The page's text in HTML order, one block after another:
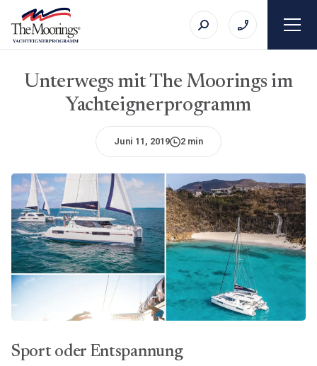
Unterwegs mit The Moorings im
Yachteignerprogramm
Juni 11, 2019 2 min
Sport oder Entspannung